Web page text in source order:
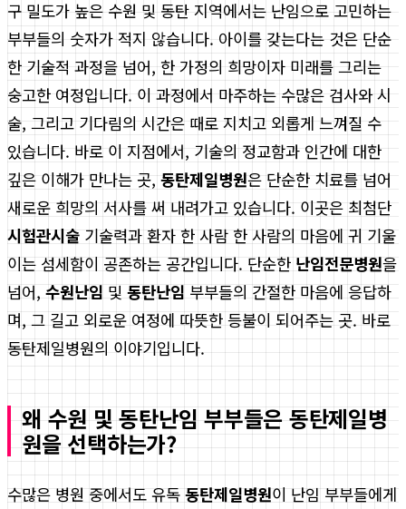
구 밀도가 높은 수원 및 동탄 지역에서는 난임으로 고민하는
부부들의 숫자가 적지 않습니다. 아이를 갖는다는 것은 단순
한 기술적 과정을 넘어, 한 가정의 희망이자 미래를 그리는
숭고한 여정입니다. 이 과정에서 마주하는 수많은 검사와 시
술, 그리고 기다림의 시간은 때로 지치고 외롭게 느껴질 수
있습니다. 바로 이 지점에서, 기술의 정교함과 인간에 대한
깊은 이해가 만나는 곳, 동탄제일병원은 단순한 치료를 넘어
새로운 희망의 서사를 써 내려가고 있습니다. 이곳은 최첨단
시험관시술 기술력과 환자 한 사람 한 사람의 마음에 귀 기울
이는 섬세함이 공존하는 공간입니다. 단순한 난임전문병원을
넘어, 수원난임 및 동탄난임 부부들의 간절한 마음에 응답하
며, 그 길고 외로운 여정에 따뜻한 등불이 되어주는 곳. 바로
동탄제일병원의 이야기입니다.
왜 수원 및 동탄난임 부부들은 동탄제일병
원을 선택하는가?
수많은 병원 중에서도 유독 동탄제일병원이 난임 부부들에게